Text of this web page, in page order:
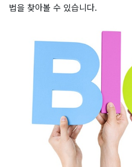
법을 찾아볼 수 있습니다.